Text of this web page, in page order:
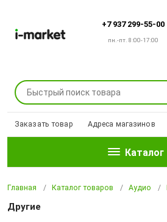
+7 937 299-55-00
пн.-пт. 8:00-17:00
Заказать товар Адреса магазинов
Каталог
Главная Каталог товаров Аудио
Другие